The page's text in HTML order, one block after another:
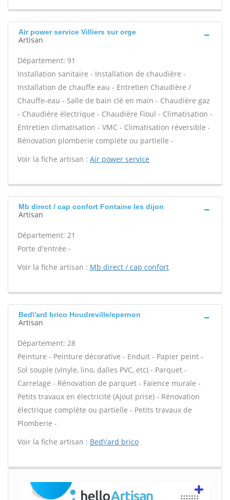
Air power service Villiers sur orge
Artisan
Département: 91
Installation sanitaire - Installation de chaudière -
Installation de chauffe eau - Entretien Chaudière /
Chauffe-eau - Salle de bain clé en main - Chaudière gaz
- Chaudière électrique - Chaudière Fioul - Climatisation -
Entretien climatisation - VMC - Climatisation réversible -
Rénovation plomberie complète ou partielle -
Voir la fiche artisan : Air power service
Mb direct / cap confort Fontaine les dijon
Artisan
Département: 21
Porte d'entrée -
Voir la fiche artisan : Mb direct / cap confort
Bed\'ard brico Houdreville/epernon
Artisan
Département: 28
Peinture - Peinture décorative - Enduit - Papier peint -
Sol souple (vinyle, lino, dalles PVC, etc) - Parquet -
Carrelage - Rénovation de parquet - Faïence murale -
Petits travaux en électricité (Ajout prise) - Rénovation
électrique complète ou partielle - Petits travaux de
Plomberie -
Voir la fiche artisan : Bed\'ard brico